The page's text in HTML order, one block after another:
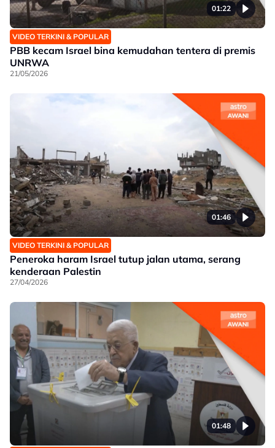
01:22
VIDEO TERKINI & POPULAR
PBB kecam Israel bina kemudahan tentera di premis
UNRWA
21/05/2026
01:46
VIDEO TERKINI & POPULAR
Peneroka haram Israel tutup jalan utama, serang
kenderaan Palestin
27/04/2026
01:48